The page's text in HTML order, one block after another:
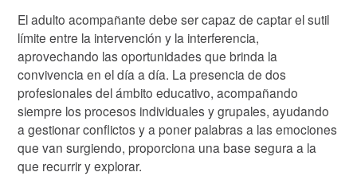
El adulto acompañante debe ser capaz de captar el sutil
límite entre la intervención y la interferencia,
aprovechando las oportunidades que brinda la
convivencia en el día a día. La presencia de dos
profesionales del ámbito educativo, acompañando
siempre los procesos individuales y grupales, ayudando
a gestionar conflictos y a poner palabras a las emociones
que van surgiendo, proporciona una base segura a la
que recurrir y explorar.